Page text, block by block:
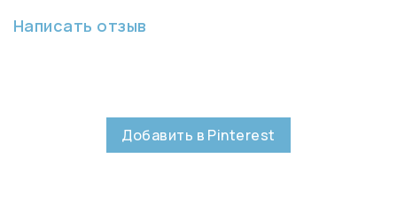
Написать отзыв
Добавить в Pinterest